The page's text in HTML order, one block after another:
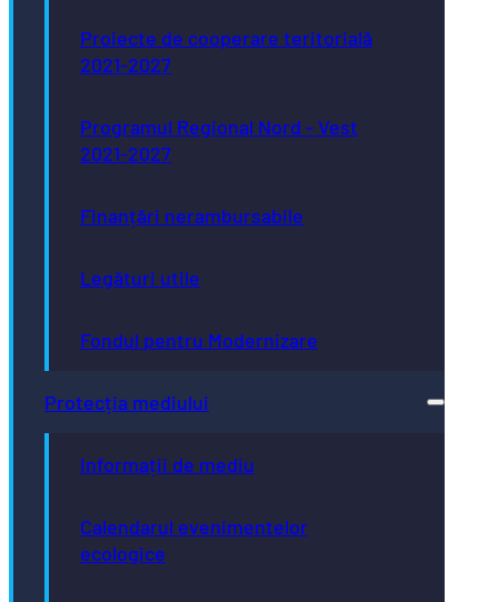
Proiecte de cooperare teritorială
2021-2027
Programul Regional Nord - Vest
2021-2027
Finanțări nerambursabile
Legături utile
Fondul pentru Modernizare
Protecția mediului
Informații de mediu
Calendarul evenimentelor
ecologice